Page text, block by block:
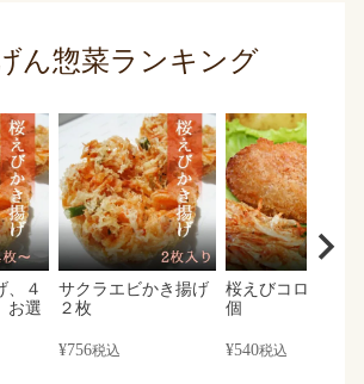
ん惣菜ランキング
、４
お選
サクラエビかき揚げ
２枚
¥756税込
桜えびコロッケ×
個
¥540税込